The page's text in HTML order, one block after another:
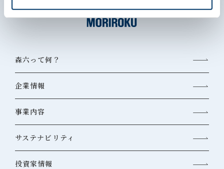
森六って何？
企業情報
事業内容
サステナビリティ
投資家情報